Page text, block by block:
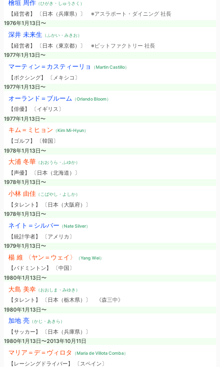
檜垣 周作（ひがき・しゅうさく）
【経営者】 〔日本（兵庫県）〕 ※アスラポート・ダイニング 社長
1976年1月13日〜
深井 未来生 （ふかい・みきお）
【経営者】 〔日本（東京都）〕 ※ビットファクトリー 社長
1977年1月13日〜
マーティン＝カスティーリョ （Martin Castillo）
【ボクシング】 〔メキシコ〕
1977年1月13日〜
オーランド＝ブルーム （Orlando Bloom）
【俳優】 〔イギリス〕
1977年1月13日〜
キム＝ミヒョン （Kim Mi-Hyun）
【ゴルフ】 〔韓国〕
1978年1月13日〜
大浦 冬華（おおうら・ふゆか）
【声優】 〔日本（北海道）〕
1978年1月13日〜
小林 由佳（こばやし・よしか）
【タレント】 〔日本（大阪府）〕
1978年1月13日〜
ネイト＝シルバー （Nate Silver）
【統計学者】 〔アメリカ〕
1979年1月13日〜
楊 維 〈ヤン＝ウェイ〉 （Yang Wei）
【バドミントン】 〔中国〕
1980年1月13日〜
大島 美幸（おおしま・みゆき）
【タレント】 〔日本（栃木県）〕
《森三中》
1980年1月13日〜
加地 亮（かじ・あきら）
【サッカー】 〔日本（兵庫県）〕
1980年1月13日〜2013年10月11日
マリア＝デ＝ヴィロタ （Maria de Villota Comba）
【レーシングドライバー】 〔スペイン〕